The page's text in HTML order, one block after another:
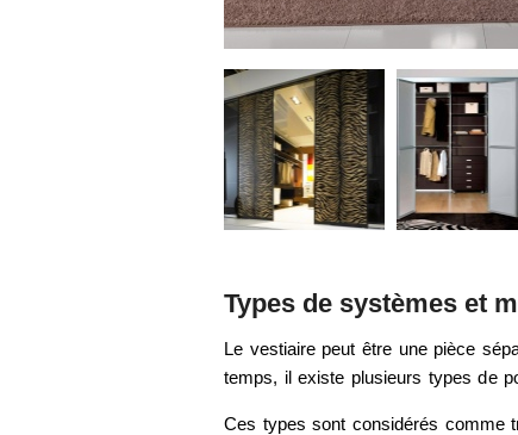
Types de systèmes et
Le vestiaire peut être une pièce
temps, il existe plusieurs types de
Ces types sont considérés comme